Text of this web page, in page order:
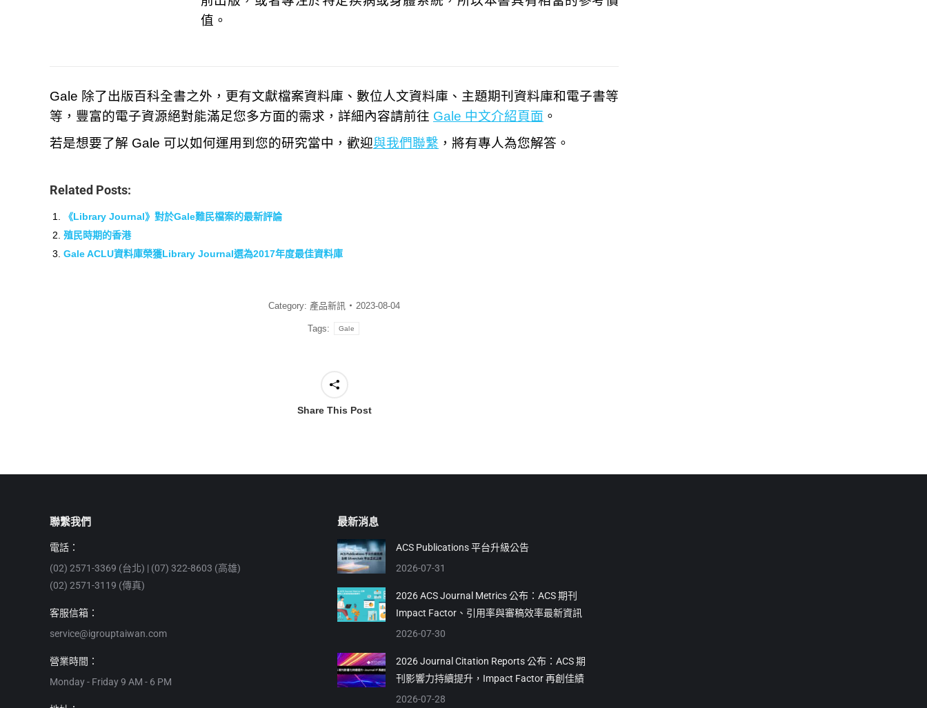
值。
Gale 除了出版百科全書之外，更有文獻檔案資料庫、數位人文資料庫、主題期刊資料庫和電子書等
等，豐富的電子資源絕對能滿足您多方面的需求，詳細內容請前往 Gale 中文介紹頁面 。
若是想要了解 Gale 可以如何運用到您的研究當中，歡迎與我們聯繫 ，將有專人為您解答。
Related Posts:
《Library Journal》對於Gale難民檔案的最新評論
殖民時期的香港
Gale ACLU資料庫榮獲Library Journal選為2017年度最佳資料庫
Category: 產品新訊 2023-08-04
Tags: Gale
Share This Post
聯繫我們
電話：
(02) 2571-3369 (台北) | (07) 322-8603 (高雄)
(02) 2571-3119 (傳真)
客服信箱：
service@igrouptaiwan.com
營業時間：
Monday - Friday 9 AM - 6 PM
最新消息
ACS Publications 平台升級公告
2026-07-31
2026 ACS Journal Metrics 公布：ACS 期刊
Impact Factor、引用率與審稿效率最新資訊
2026-07-30
2026 Journal Citation Reports 公布：ACS 期
刊影響力持續提升，Impact Factor 再創佳績
2026-07-28